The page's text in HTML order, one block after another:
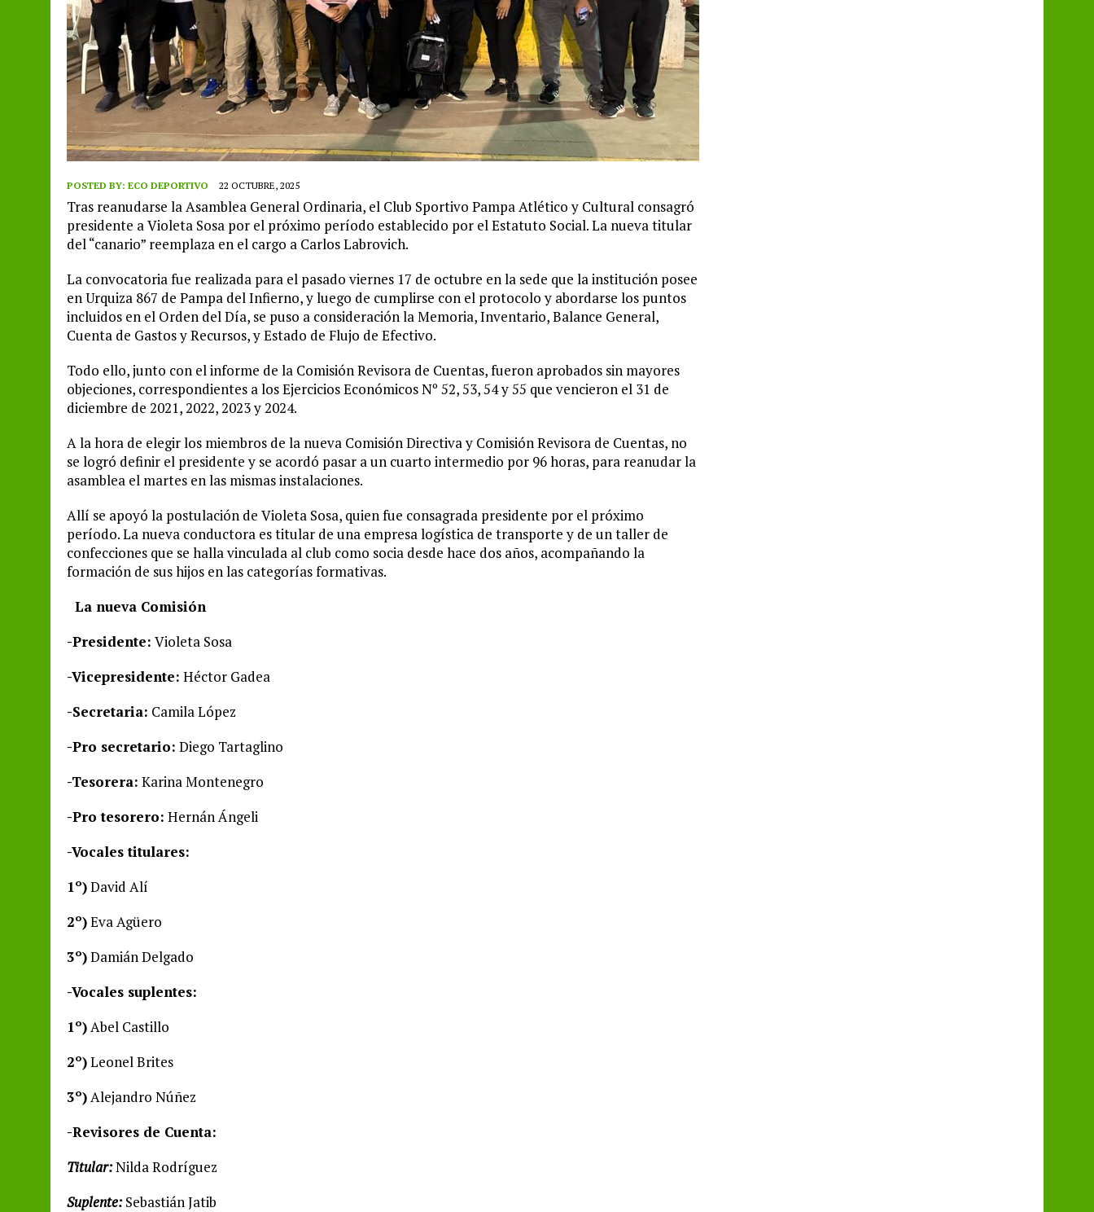
POSTED BY: ECO DEPORTIVO 22 OCTUBRE, 2025
Tras reanudarse la Asamblea General Ordinaria, el Club Sportivo Pampa Atlético y Cultural consagró
presidente a Violeta Sosa por el próximo período establecido por el Estatuto Social. La nueva titular
del “canario” reemplaza en el cargo a Carlos Labrovich.
La convocatoria fue realizada para el pasado viernes 17 de octubre en la sede que la institución posee
en Urquiza 867 de Pampa del Infierno, y luego de cumplirse con el protocolo y abordarse los puntos
incluidos en el Orden del Día, se puso a consideración la Memoria, Inventario, Balance General,
Cuenta de Gastos y Recursos, y Estado de Flujo de Efectivo.
Todo ello, junto con el informe de la Comisión Revisora de Cuentas, fueron aprobados sin mayores
objeciones, correspondientes a los Ejercicios Económicos Nº 52, 53, 54 y 55 que vencieron el 31 de
diciembre de 2021, 2022, 2023 y 2024.
A la hora de elegir los miembros de la nueva Comisión Directiva y Comisión Revisora de Cuentas, no
se logró definir el presidente y se acordó pasar a un cuarto intermedio por 96 horas, para reanudar la
asamblea el martes en las mismas instalaciones.
Allí se apoyó la postulación de Violeta Sosa, quien fue consagrada presidente por el próximo
período. La nueva conductora es titular de una empresa logística de transporte y de un taller de
confecciones que se halla vinculada al club como socia desde hace dos años, acompañando la
formación de sus hijos en las categorías formativas.
La nueva Comisión
-Presidente: Violeta Sosa
-Vicepresidente: Héctor Gadea
-Secretaria: Camila López
-Pro secretario: Diego Tartaglino
-Tesorera: Karina Montenegro
-Pro tesorero: Hernán Ángeli
-Vocales titulares:
1º)David Alí
2º)Eva Agüero
3º)Damián Delgado
-Vocales suplentes:
1º)Abel Castillo
2º)Leonel Brites
3º)Alejandro Núñez
-Revisores de Cuenta:
Titular:Nilda Rodríguez
Suplente:Sebastián Jatib